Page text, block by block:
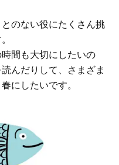
のない役にたくさん挑
間も大切にしたいの
んだりして、さまざま
にしたいです。